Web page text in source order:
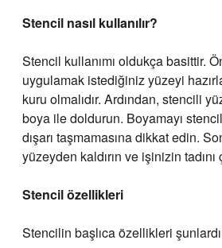
Stencil nasıl kullanılır?
Stencil kullanımı oldukça basittir.
uygulamak istediğiniz yüzeyi
kuru olmalıdır. Ardından, stencili
boya ile doldurun. Boyamayı
dışarı taşmamasına dikkat edin.
yüzeyden kaldırın ve işinizin tadını
Stencil özellikleri
Stencilin başlıca özellikleri